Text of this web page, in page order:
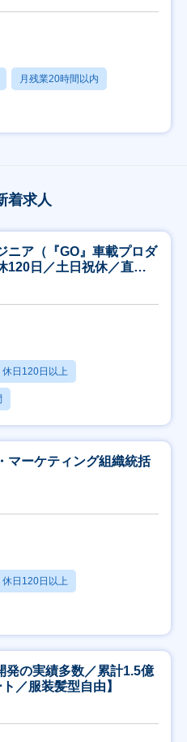
月残業20時間以内
着求人
ニア（『GO』車載プロダ
120日／土日祝休／直行
休日120日以上
マーケティング組織統括
休日120日以上
発の実績多数／累計1.5億
／服装髪型自由】